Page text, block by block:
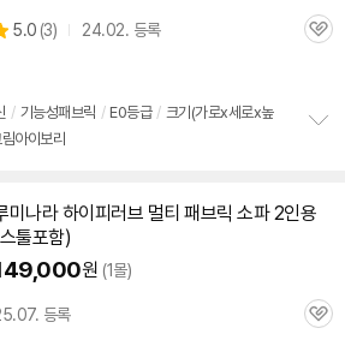
5.0 (상
뷰
3) 24.02. 등록
관
/ 기능성패브릭 / E0등급 / 크기(가로x세로x높
아이보리
미나라 하이피러브 멀티 패브릭 소파2인용
스툴포함)
원 (1몰)
등록
관